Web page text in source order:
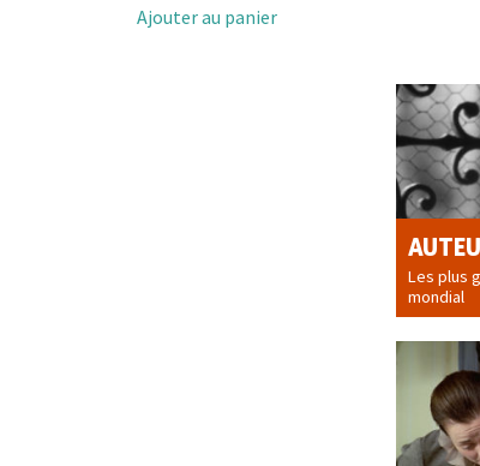
Ajouter au panier
Les plus
mondial